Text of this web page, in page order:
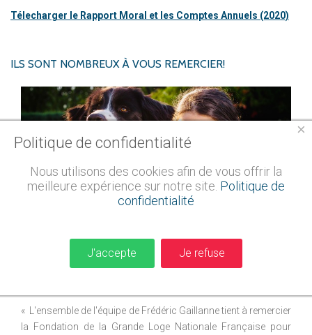
Télecharger le Rapport Moral et les Comptes Annuels (2020)
ILS SONT NOMBREUX À VOUS REMERCIER!
Une nouvelle histoire d'amour vient de naître entre Perrine
« L'ensemble de l'équipe de Frédéric Gaillanne tient à remercier
la Fondation de la Grande Loge Nationale Française pour
×
Politique de confidentialité
Nous utilisons des cookies afin de vous offrir la
meilleure expérience sur notre site. Politique de
confidentialité
J'accepte Je refuse